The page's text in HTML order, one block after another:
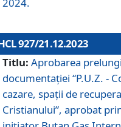
2024.
927/21.12.2023
Titlu: Aprobarea
documentaţiei “P.U.Z. -
cazare, spații de
Cristianului”, aprobat